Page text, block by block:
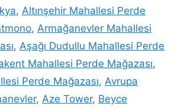
, Altınşehir Mahallesi Perde
, Armağanevler Mahallesi
, Aşağı Dudullu Mahallesi Perde
Mahallesi Perde Mağazası,
Perde Mağazası, Avrupa
, Aze Tower, Beyce